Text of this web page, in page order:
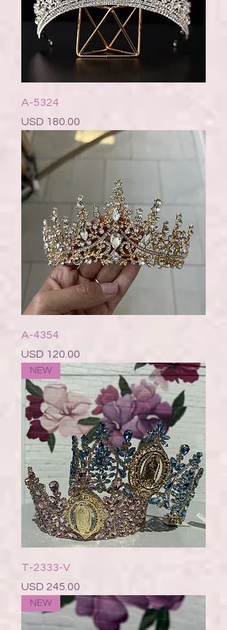
A-5324
Precio
USD 180.00
A-4354
Precio
USD 120.00
NEW
T-2333-V
Precio
USD 245.00
NEW